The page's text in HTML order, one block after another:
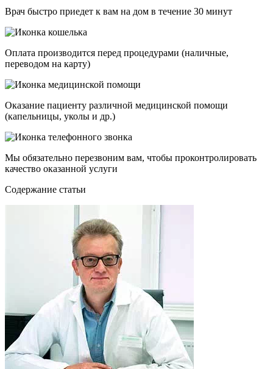
Врач быстро приедет к вам на дом в течение 30 минут
Оплата производится перед процедурами (наличные,
переводом на карту)
Оказание пациенту различной медицинской помощи
(капельницы, уколы и др.)
Мы обязательно перезвоним вам, чтобы проконтролировать
качество оказанной услуги
Cодержание статьи